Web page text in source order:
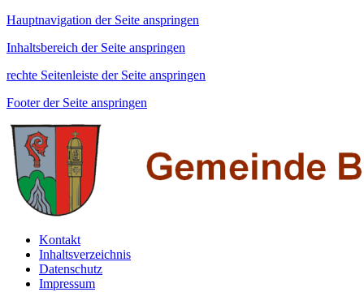
Hauptnavigation der Seite anspringen
Inhaltsbereich der Seite anspringen
rechte Seitenleiste der Seite anspringen
Footer der Seite anspringen
Kontakt
Inhaltsverzeichnis
Datenschutz
Impressum